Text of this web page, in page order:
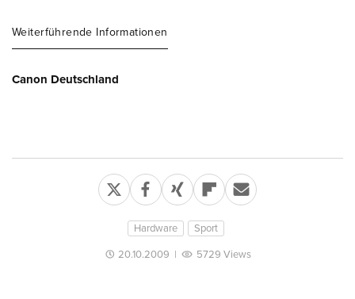
Weiterführende Informationen
Canon Deutschland
Hardware Sport
20.10.2009 | 5729 Views